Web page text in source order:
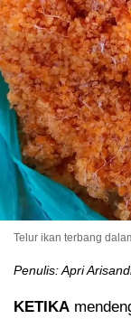
Telur ikan terbang
Penulis: Apri
KETIKA